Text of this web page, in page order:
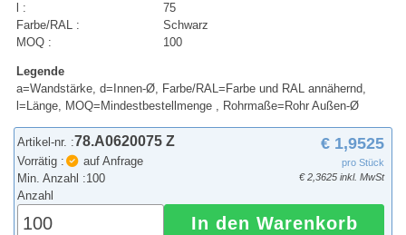
l :
75
Farbe/RAL :
Schwarz
MOQ :
100
Legende
a=Wandstärke, d=Innen-Ø, Farbe/RAL=Farbe und RAL annähernd,
l=Länge, MOQ=Mindestbestellmenge , Rohrmaße=Rohr Außen-Ø
Artikel-nr. :78.A0620075 Z
Vorrätig :
auf Anfrage
Min. Anzahl :100
€ 1,9525
pro Stück
€ 2,3625 inkl. MwSt
Anzahl
In den Warenkorb